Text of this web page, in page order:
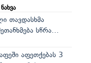
თავდასხმა
სწრა...
აფეთქებას 3